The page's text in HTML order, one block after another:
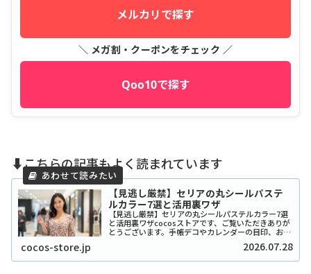
メルカリで探す
＼ メガ割・クーポンをチェック ／
Qoo10で探す
⬇️こちらの記事もよく読まれています
【見逃し厳禁】セリアの丸シールパステ
ルカラー7選と活用裏ワザ
【見逃し厳禁】セリアの丸シールパステルカラー7選
と活用裏ワザcocosストアです、ご覧いただきありが
とうございます。手帳デコやカレンダーの目印、お子
い文房具といえば「丸シール」ですよね。中でも...
cocos-store.jp 2026.07.28